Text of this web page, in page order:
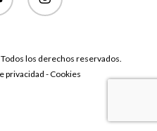
los derechos reservados.
privacidad - Cookies